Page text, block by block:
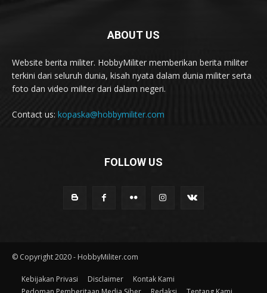
ABOUT US
Website berita militer. HobbyMiliter memberikan berita militer
terkini dari seluruh dunia, kisah nyata dalam dunia militer serta
foto dan video militer dari dalam negeri.
Contact us: kopaska@hobbymiliter.com
FOLLOW US
© Copyright 2020 - HobbyMiliter.com
Kebijakan Privasi Disclaimer
Kontak Kami